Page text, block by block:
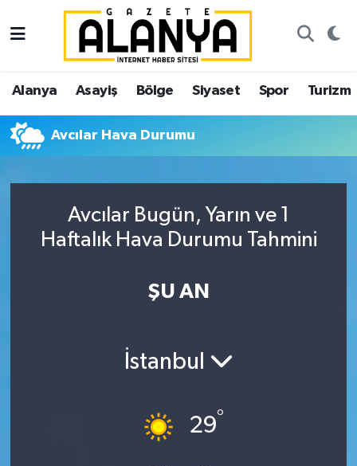
Alanya Asayiş Bölge Siyaset Spor Turizm
Avcılar Hava Durumu
Avcılar Bugün, Yarın ve 1
Haftalık Hava Durumu Tahmini
ŞU AN
İstanbul
29°
Alanya
Asayiş
Bölge
Siyaset
Spor
İstanbul Nöbetçi Eczaneler
İstanbul Hava Durumu
İstanbul Trafik Yoğunluk Haritası
Süper Lig Puan Durumu ve Fikstür
Tüm Manşetler